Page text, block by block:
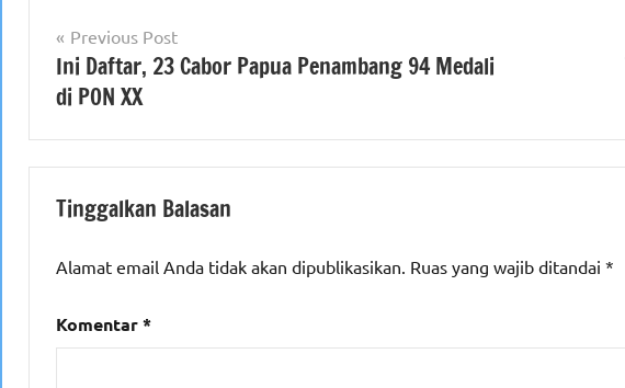
Navigasi
pos
Previous Post
Ini Daftar, 23 Cabor Papua Penambang 94 Medali
di PON XX
Tinggalkan Balasan
Alamat email Anda tidak akan dipublikasikan. Ruas yang wajib ditandai *
Komentar*